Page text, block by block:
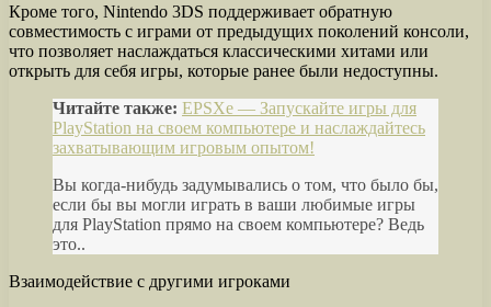
Кроме того, Nintendo 3DS поддерживает обратную
совместимость с играми от предыдущих поколений консоли,
что позволяет наслаждаться классическими хитами или
открыть для себя игры, которые ранее были недоступны.
Читайте также: EPSXe — Запускайте игры для
PlayStation на своем компьютере и наслаждайтесь
захватывающим игровым опытом!
Вы когда-нибудь задумывались о том, что было бы,
если бы вы могли играть в ваши любимые игры
для PlayStation прямо на своем компьютере? Ведь
это..
Взаимодействие с другими игроками